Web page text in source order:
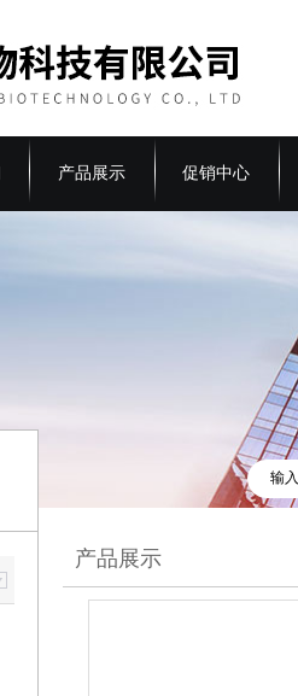
产品展示 促销中心
产品展示